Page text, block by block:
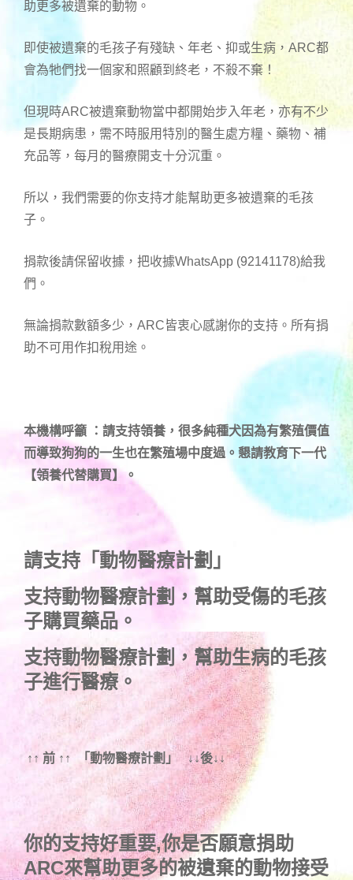
助更多被遺棄的動物。
即使被遺棄的毛孩子有殘缺、年老、抑或生病，ARC都
會為牠們找一個家和照顧到終老，不殺不棄！
但現時ARC被遺棄動物當中都開始步入年老，亦有不少
是長期病患，需不時服用特別的醫生處方糧、藥物、補
充品等，每月的醫療開支十分沉重。
所以，我們需要的你支持才能幫助更多被遺棄的毛孩
子。
捐款後請保留收據，把收據WhatsApp (92141178)給我
們。
無論捐款數額多少，ARC皆衷心感謝你的支持。所有捐
助不可用作扣稅用途。
本機構呼籲 ：請支持領養，很多純種犬因為有繁殖價值
而導致狗狗的一生也在繁殖場中度過。懇請教育下一代
【領養代替購買】。
請支持「動物醫療計劃」
支持動物醫療計劃 ，幫助受傷的毛孩
子購買藥品。
支持動物醫療計劃 ，幫助生病的毛孩
子進行醫療。
↑↑ 前 ↑↑ 「動物醫療計劃」 ↓↓後↓↓
你的支持好重要,你是否願意捐助
ARC來幫助更多的被遺棄的動物接受